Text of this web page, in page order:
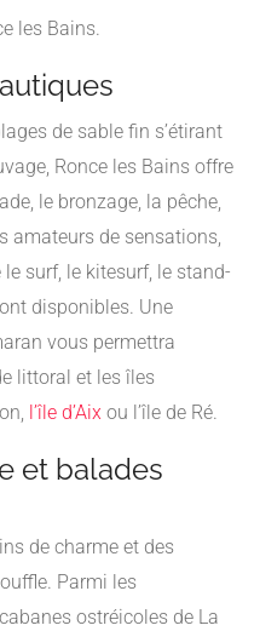
les Bains.
de sable fin s’étirant
Ronce les Bains offre
le bronzage, la pêche,
amateurs de sensations,
surf, le kitesurf, le stand-
disponibles. Une
vous permettra
littoral et les îles
l’île d’Aix ou l’île de Ré.
et balades
de charme et des
Parmi les
ostréicoles de La